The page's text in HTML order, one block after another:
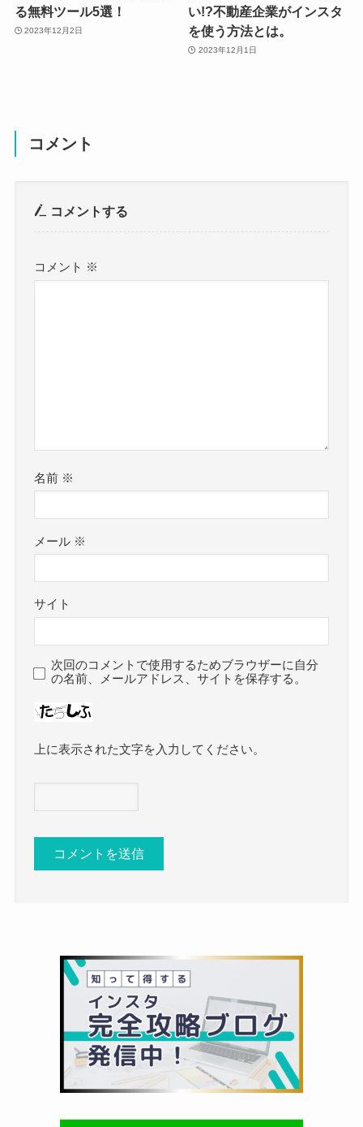
る無料ツール5選！
2023年12月2日
い!?不動産企業がインスタ
を使う方法とは。
2023年12月1日
コメント
コメントする
コメント ※
名前 ※
メール ※
サイト
次回のコメントで使用するためブラウザーに自分
の名前、メールアドレス、サイトを保存する。
上に表示された文字を入力してください。